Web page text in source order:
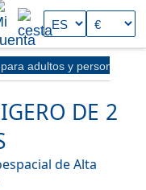
adultos y personas
DE 2
de Alta